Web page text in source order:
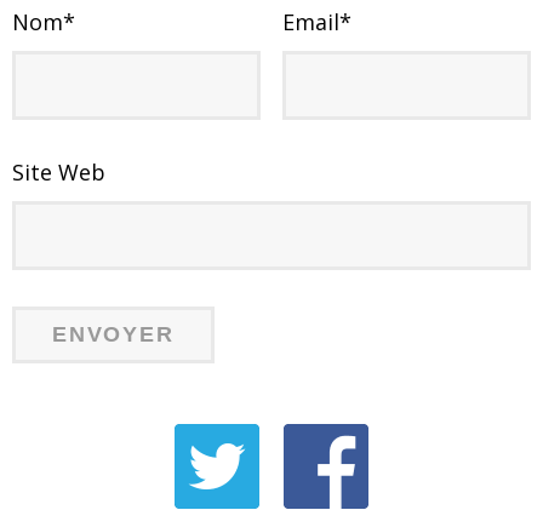
Nom* Email*
Site Web